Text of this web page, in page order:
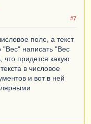
#7
поле, а текст
"Вес" написать "Вес
что придется какую
в числовое
и вот в ней